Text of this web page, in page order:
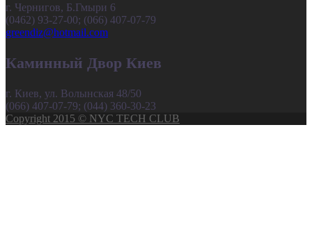
г. Чернигов, Б.Гмыри 6
(0462) 93-27-00; (066) 407-07-79
greendiz@hotmail.com
Каминный Двор Киев
г. Киев, ул. Волынская 48/50
(066) 407-07-79; (044) 360-30-23
Copyright 2015 © NYC TECH CLUB